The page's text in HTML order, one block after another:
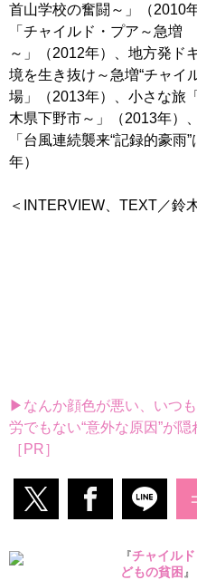
首山学校の奮闘～」（2010
「チャイルド・プア～急増
～」（2012年）、地方発ド
境を生き抜け～急増“チャイ
場」（2013年）、小さな旅
木県下野市～」（2013年）
「台風連続襲来“記録的豪雨
年）
＜INTERVIEW、TEXT／鈴
▶なんか顔色が悪い、いつ
労でもない“意外な原因”が隠
［PR］
『チャイル
どもの貧困 』